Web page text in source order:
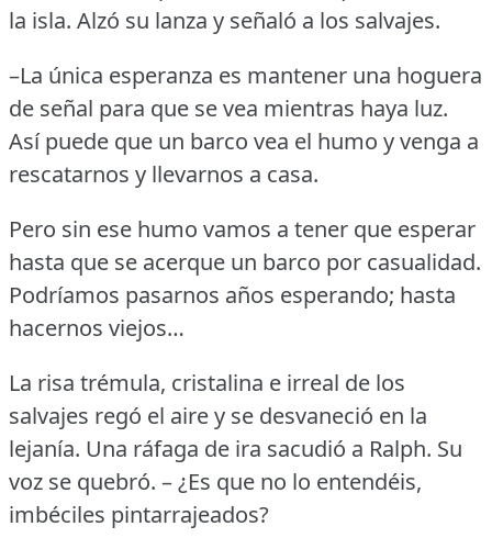
la isla. Alzó su lanza y señaló a los salvajes.
–La única esperanza es mantener una hoguera
de señal para que se vea mientras haya luz.
Así puede que un barco vea el humo y venga a
rescatarnos y llevarnos a casa.
Pero sin ese humo vamos a tener que esperar
hasta que se acerque un barco por casualidad.
Podríamos pasarnos años esperando; hasta
hacernos viejos…
La risa trémula, cristalina e irreal de los
salvajes regó el aire y se desvaneció en la
lejanía. Una ráfaga de ira sacudió a Ralph. Su
voz se quebró. – ¿Es que no lo entendéis,
imbéciles pintarrajeados?